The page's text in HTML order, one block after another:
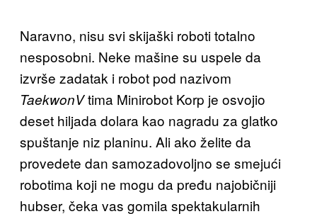
Naravno, nisu svi skijaški roboti totalno
nesposobni. Neke mašine su uspele da
izvrše zadatak i robot pod nazivom
TaekwonVtima Minirobot Korp je osvojio
deset hiljada dolara kao nagradu za glatko
spuštanje niz planinu. Ali ako želite da
provedete dan samozadovoljno se smejući
robotima koji ne mogu da pređu najobičniji
hubser, čeka vas gomila spektakularnih